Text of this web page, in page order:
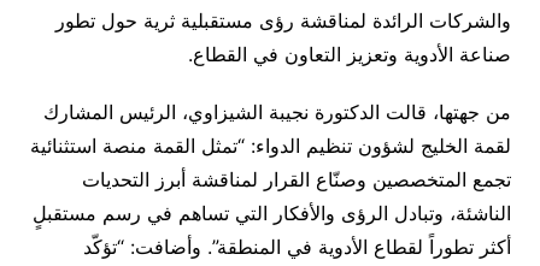
والشركات الرائدة لمناقشة رؤى مستقبلية ثرية حول تطور
صناعة الأدوية وتعزيز التعاون في القطاع.
من جهتها، قالت الدكتورة نجيبة الشيزاوي، الرئيس المشارك
لقمة الخليج لشؤون تنظيم الدواء: “تمثل القمة منصة استثنائية
تجمع المتخصصين وصنّاع القرار لمناقشة أبرز التحديات
الناشئة، وتبادل الرؤى والأفكار التي تساهم في رسم مستقبلٍ
أكثر تطوراً لقطاع الأدوية في المنطقة”. وأضافت: “تؤكّد